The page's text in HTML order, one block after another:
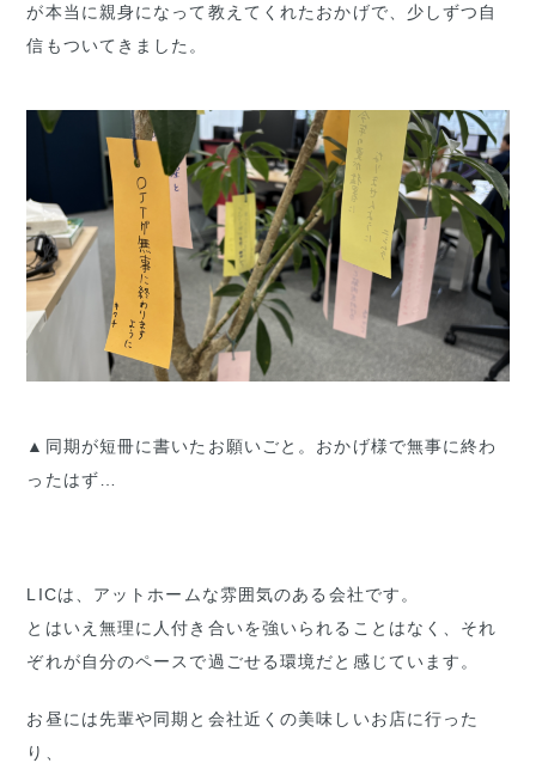
が本当に親身になって教えてくれたおかげで、少しずつ自
信もついてきました。
▲同期が短冊に書いたお願いごと。おかげ様で無事に終わ
ったはず…
LICは、アットホームな雰囲気のある会社です。
とはいえ無理に人付き合いを強いられることはなく、それ
ぞれが自分のペースで過ごせる環境だと感じています。
お昼には先輩や同期と会社近くの美味しいお店に行った
り、